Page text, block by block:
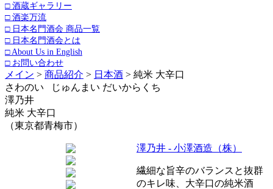
□ 酒蔵ギャラリー
□ 酒楽万流
□ 日本名門酒会 商品一覧
□ 日本名門酒会とは
□ About Us in English
□ お問い合わせ
メイン > 商品紹介 > 日本酒 > 純米 大辛口
さわのい じゅんまい だいからくち
澤乃井
純米 大辛口
（東京都青梅市）
澤乃井 - 小澤酒造（株）
繊細な旨辛のバランスと抜群
のキレ味、大辛口の純米酒